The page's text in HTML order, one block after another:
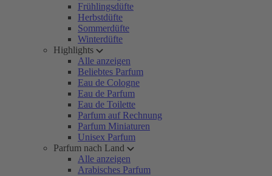
Frühlingsdüfte
Herbstdüfte
Sommerdüfte
Winterdüfte
Highlights
Alle anzeigen
Beliebtes Parfum
Eau de Cologne
Eau de Parfum
Eau de Toilette
Parfum auf Rechnung
Parfum Miniaturen
Unisex Parfum
Parfum nach Land
Alle anzeigen
Arabisches Parfum